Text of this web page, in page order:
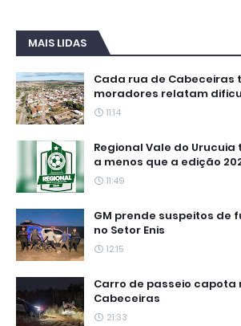
MAIS LIDAS
Cada rua de Cabeceiras
moradores relatam
11:14
Regional Vale do
a menos que a edição
11:49
GM prende suspeitos de
no Setor Enis
12:15
Carro de passeio capota
Cabeceiras
21:33